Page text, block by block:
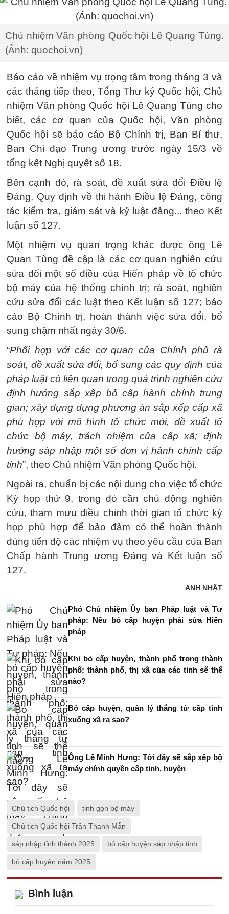
Chủ nhiệm Văn phòng Quốc hội Lê Quang Tùng.
(Ảnh: quochoi.vn)
Báo cáo về nhiệm vụ trọng tâm trong tháng 3 và
các tháng tiếp theo, Tổng Thư ký Quốc hội, Chủ
nhiệm Văn phòng Quốc hội Lê Quang Tùng cho
biết, các cơ quan của Quốc hội, Văn phòng
Quốc hội sẽ báo cáo Bộ Chính trị, Ban Bí thư,
Ban Chỉ đạo Trung ương trước ngày 15/3 về
tổng kết Nghị quyết số 18.
Bên cạnh đó, rà soát, đề xuất sửa đổi Điều lệ
Đảng, Quy định về thi hành Điều lệ Đảng, công
tác kiểm tra, giám sát và kỷ luật đảng... theo Kết
luận số 127.
Một nhiệm vụ quan trọng khác được ông Lê
Quan Tùng đề cập là các cơ quan nghiên cứu
sửa đổi một số điều của Hiến pháp về tổ chức
bộ máy của hệ thống chính trị; rà soát, nghiên
cứu sửa đổi các luật theo Kết luận số 127; báo
cáo Bộ Chính trị, hoàn thành việc sửa đổi, bổ
sung chậm nhất ngày 30/6.
“Phối hợp với các cơ quan của Chính phủ rà
soát, đề xuất sửa đổi, bổ sung các quy định của
pháp luật có liên quan trong quá trình nghiên cứu
định hướng sắp xếp bỏ cấp hành chính trung
gian; xây dựng dựng phương án sắp xếp cấp xã
phù hợp với mô hình tổ chức mới, đề xuất tổ
chức bộ máy, trách nhiệm của cấp xã; định
hướng sáp nhập một số đơn vị hành chính cấp
tỉnh”, theo Chủ nhiệm Văn phòng Quốc hội.
Ngoài ra, chuẩn bị các nội dung cho việc tổ chức
Kỳ họp thứ 9, trong đó cần chủ động nghiên
cứu, tham mưu điều chỉnh thời gian tổ chức kỳ
họp phù hợp để bảo đảm có thể hoàn thành
đúng tiến độ các nhiệm vụ theo yêu cầu của Ban
Chấp hành Trung ương Đảng và Kết luận số
127.
ANH NHẬT
Phó Chủ nhiệm Ủy ban Pháp luật và Tư
pháp: Nếu bỏ cấp huyện phải sửa Hiến
pháp
Khi bỏ cấp huyện, thành phố trong thành
phố; thành phố, thị xã của các tỉnh sẽ thế
nào?
Bỏ cấp huyện, quản lý thẳng từ cấp tỉnh
xuống xã ra sao?
Ông Lê Minh Hưng: Tới đây sẽ sắp xếp bộ
máy chính quyền cấp tỉnh, huyện
Chủ tịch Quốc hội tinh gọn bộ máy
Chủ tịch Quốc hội Trần Thanh Mẫn
sáp nhập tỉnh thành 2025 bỏ cấp huyện sáp nhập tỉnh
bỏ cấp huyện năm 2025
Bình luận